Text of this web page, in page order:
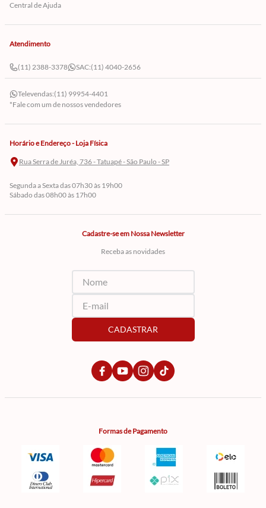
Central de Ajuda
Atendimento
(11) 2388-3378 SAC:(11) 4040-2656
Televendas:(11) 99954-4401
*Fale com um de nossos vendedores
Horário e Endereço - Loja Física
Rua Serra de Juréa, 736 - Tatuapé - São Paulo - SP
Segunda a Sexta das 07h30 às 19h00
Sábado das 08h00 às 17h00
Cadastre-se em Nossa Newsletter
Receba as novidades
CADASTRAR
Formas de Pagamento